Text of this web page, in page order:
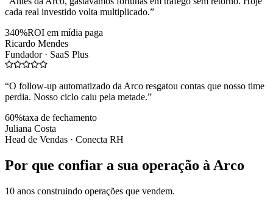
cada real investido volta multiplicado.”
340%ROI em mídia paga
Ricardo Mendes
Fundador · SaaS Plus
“O follow-up automatizado da Arco resgatou contas que nosso time
perdia. Nosso ciclo caiu pela metade.”
60%taxa de fechamento
Juliana Costa
Head de Vendas · Conecta RH
Por que confiar a sua operação à Arco
10 anos construindo operações que vendem.